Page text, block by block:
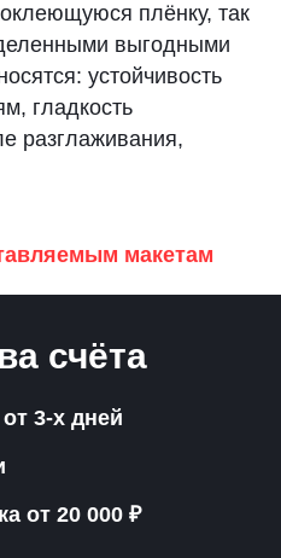
плёнку, так
выгодными
устойчивость
гладкость
разглаживания,
макетам
счёта
3-х дней
от 20 000 ₽